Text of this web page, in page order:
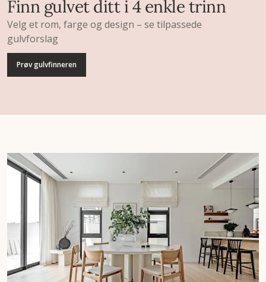
Finn gulvet ditt i 4 enkle trinn
Velg et rom, farge og design – se tilpassede
gulvforslag
Prøv gulvfinneren